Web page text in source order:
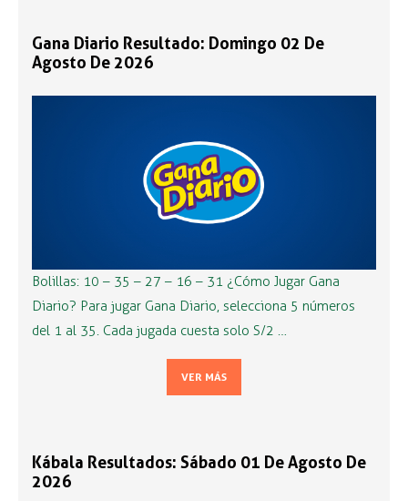
Gana Diario Resultado: Domingo 02 De
Agosto De 2026
Bolillas: 10 – 35 – 27 – 16 – 31 ¿Cómo Jugar Gana
Diario? Para jugar Gana Diario, selecciona 5 números
del 1 al 35. Cada jugada cuesta solo S/2 …
VER MÁS
Kábala Resultados: Sábado 01 De Agosto De
2026